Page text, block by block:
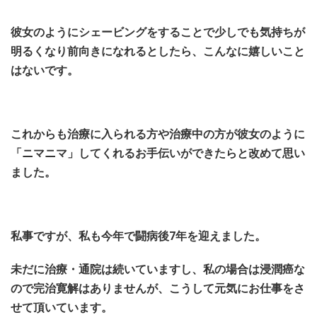
彼女のようにシェービングをすることで少しでも気持ちが
明るくなり前向きになれるとしたら、こんなに嬉しいこと
はないです。
これからも治療に入られる方や治療中の方が彼女のように
「ニマニマ」してくれるお手伝いができたらと改めて思い
ました。
私事ですが、私も今年で闘病後7年を迎えました。
未だに治療・通院は続いていますし、私の場合は浸潤癌な
ので完治寛解はありませんが、こうして元気にお仕事をさ
せて頂いています。